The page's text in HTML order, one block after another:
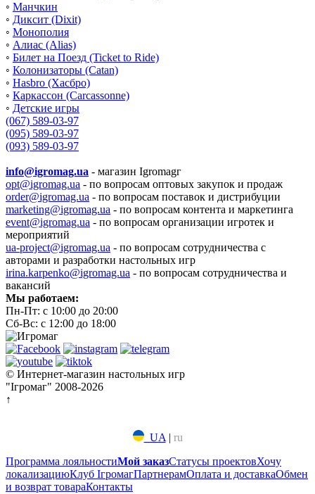
◦ Манчкин
◦ Диксит (Dixit)
◦ Монополия
◦ Алиас (Alias)
◦ Билет на Поезд (Ticket to Ride)
◦ Колонизаторы (Catan)
◦ Hasbro (Хасбро)
◦ Каркассон (Carcassonne)
◦ Детские игры
(067) 589-03-97
(095) 589-03-97
(093) 589-03-97
info@igromag.ua - магазин Igromagг
opt@igromag.ua - по вопросам оптовых закупок и продаж
order@igromag.ua - по вопросам поставок и дистрибуции
marketing@igromag.ua - по вопросам контента и маркетинга
event@igromag.ua - по вопросам организации игротек и
мероприятий
ua-project@igromag.ua - по вопросам сотрудничества с
авторами и разработки настольных игр
irina.karpenko@igromag.ua - по вопросам сотрудничества и
вакансий
Мы работаем:
Пн-Пт: с 10:00 до 20:00
Сб-Вс: с 12:00 до 18:00
© Интернет-магазин настольных игр
"Ігромаг" 2008-2026
↑
UA | ru
Программа лояльностиМой заказСтатусы проектовХочу
локализациюКлуб ІгромагПартнерамОплата и доставкаОбмен
и возврат товараКонтакты